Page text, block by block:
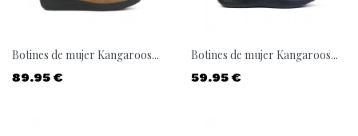
Botines de mujer Kangaroos...
Precio
89.95 €
Botines de mujer Kangaroos...
Precio
59.95 €